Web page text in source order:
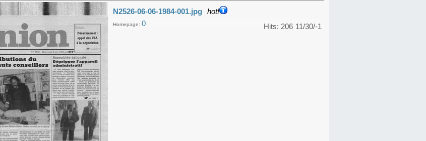
N2526-06-06-1984-001.jpg hot!
11/30/-1
Hits: 206
Homepage: 0